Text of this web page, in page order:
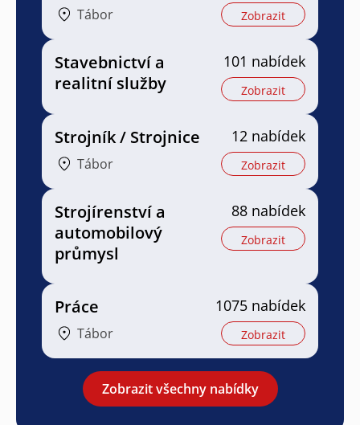
Tábor Zobrazit
Stavebnictví a
realitní služby
101 nabídek
Zobrazit
Strojník / Strojnice
Tábor
12 nabídek
Zobrazit
Strojírenství a
automobilový
průmysl
88 nabídek
Zobrazit
Práce
Tábor
1075 nabídek
Zobrazit
Zobrazit všechny nabídky